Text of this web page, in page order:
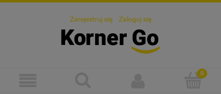
Zarejestruj się Zaloguj się